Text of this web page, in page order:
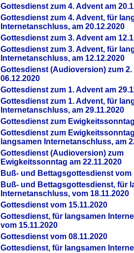
Gottesdienst zum 4. Advent am
Gottesdienst zum 4. Advent, für
Internetanschluss, am 20.12.2020
Gottesdienst zum 3. Advent am
Gottesdienst zum 3. Advent, für
Internetanschluss, am 12.12.2020
Gottesdienst (Audioversion) zum 2.
06.12.2020
Gottesdienst zum 1. Advent am
Gottesdienst zum 1. Advent, für
Internetanschluss, am 29.11.2020
Gottesdienst zum
Gottesdienst zum
langsamen Internetanschluss, am
Gottesdienst (Audioversion) zum
Ewigkeitssonntag am 22.11.2020
Buß- und Bettagsgottesdienst vom
Buß- und Bettagsgottesdienst, für
Internetanschluss, vom 18.11.2020
Gottesdienst vom 15.11.2020
Gottesdienst, für langsamen
vom 15.11.2020
Gottesdienst vom 08.11.2020
Gottesdienst, für langsamen